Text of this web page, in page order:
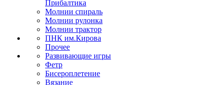
Прибалтика
Молнии спираль
Молнии рулонка
Молнии трактор
ПНК им.Кирова
Прочее
Развивающие игры
Фетр
Бисероплетение
Вязание